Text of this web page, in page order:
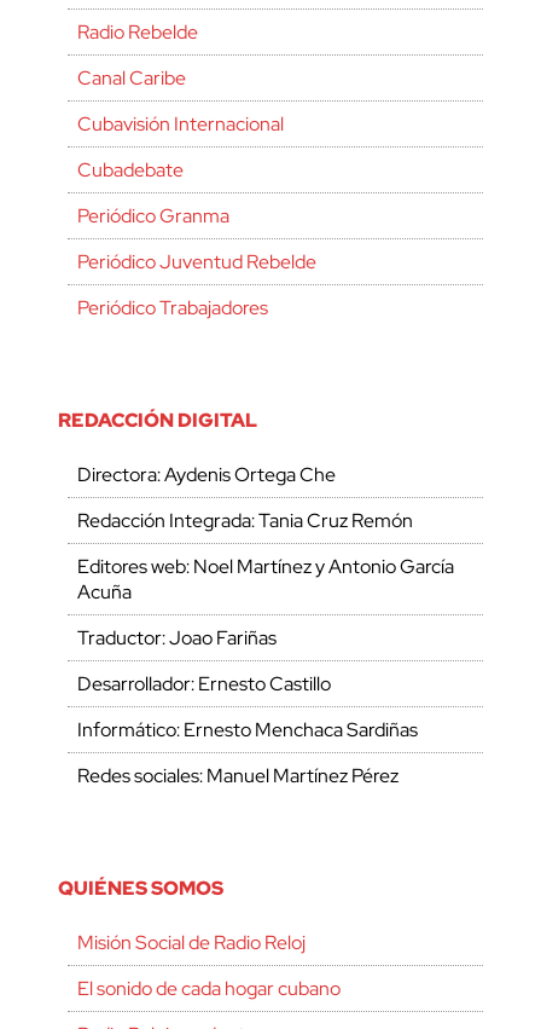
Radio Rebelde
Canal Caribe
Cubavisión Internacional
Cubadebate
Periódico Granma
Periódico Juventud Rebelde
Periódico Trabajadores
REDACCIÓN DIGITAL
Directora: Aydenis Ortega Che
Redacción Integrada: Tania Cruz Remón
Editores web: Noel Martínez y Antonio García
Acuña
Traductor: Joao Fariñas
Desarrollador: Ernesto Castillo
Informático: Ernesto Menchaca Sardiñas
Redes sociales: Manuel Martínez Pérez
QUIÉNES SOMOS
Misión Social de Radio Reloj
El sonido de cada hogar cubano